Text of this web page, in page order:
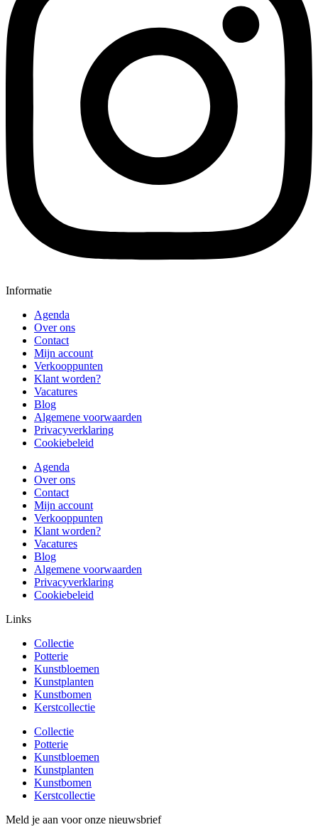
Informatie
Agenda
Over ons
Contact
Mijn account
Verkooppunten
Klant worden?
Vacatures
Blog
Algemene voorwaarden
Privacyverklaring
Cookiebeleid
Agenda
Over ons
Contact
Mijn account
Verkooppunten
Klant worden?
Vacatures
Blog
Algemene voorwaarden
Privacyverklaring
Cookiebeleid
Links
Collectie
Potterie
Kunstbloemen
Kunstplanten
Kunstbomen
Kerstcollectie
Collectie
Potterie
Kunstbloemen
Kunstplanten
Kunstbomen
Kerstcollectie
Meld je aan voor onze nieuwsbrief